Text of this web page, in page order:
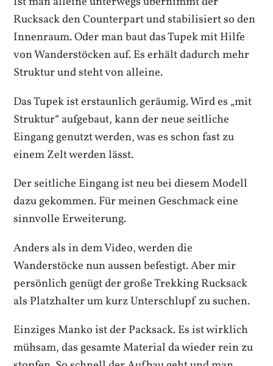
Rucksack den Counterpart und stabilisiert so den
Innenraum. Oder man baut das Tupek mit Hilfe
von Wanderstöcken auf. Es erhält dadurch mehr
Struktur und steht von alleine.
Das Tupek ist erstaunlich geräumig. Wird es „mit
Struktur“ aufgebaut, kann der neue seitliche
Eingang genutzt werden, was es schon fast zu
einem Zelt werden lässt.
Der seitliche Eingang ist neu bei diesem Modell
dazu gekommen. Für meinen Geschmack eine
sinnvolle Erweiterung.
Anders als in dem Video, werden die
Wanderstöcke nun aussen befestigt. Aber mir
persönlich genügt der große Trekking Rucksack
als Platzhalter um kurz Unterschlupf zu suchen.
Einziges Manko ist der Packsack. Es ist wirklich
mühsam, das gesamte Material da wieder rein zu